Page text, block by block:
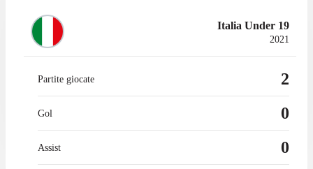
Italia Under 19
2021
Partite giocate 2
Gol 0
Assist 0